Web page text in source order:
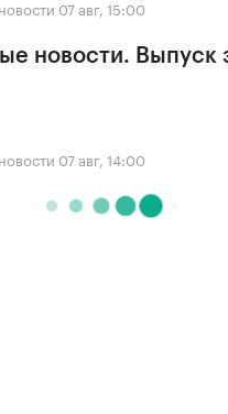
07 авг, 15:00
новости.
07 авг, 14:00